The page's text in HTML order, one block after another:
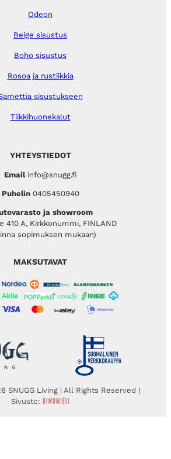
YHTEYSTIEDOT
Emailinfo@snugg.fi
Puhelin 0405450940
ja showroom
410 A, Kirkkonummi, FINLAND
sopimuksen mukaan)
Odeon
Beige sisustus
Boho sisustus
Rosoa ja rustiikkia
sisustukseen
Tiikkihuonekalut
MAKSUTAVAT
SNUGG Living | All Rights Reserved |
Sivusto: